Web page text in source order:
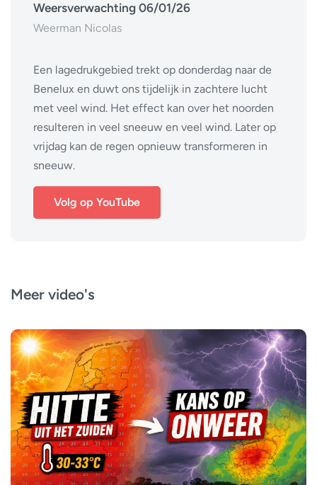
Weersverwachting 06/01/26
Weerman Nicolas
Een lagedrukgebied trekt op donderdag naar de
Benelux en duwt ons tijdelijk in zachtere lucht
met veel wind. Het effect kan over het noorden
resulteren in veel sneeuw en veel wind. Later op
vrijdag kan de regen opnieuw transformeren in
sneeuw.
Volg op YouTube
Meer video's